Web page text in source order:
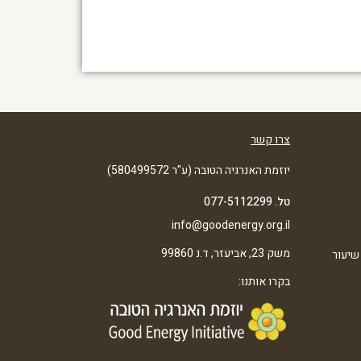
צרו קשר
יוזמת האנרגיה הטובה (ע"ר 580499572)
טל. 077-5112299
info@goodenergy.org.il
משק 23, אביעזר, ד.נ 99860
בקרו אותנו: